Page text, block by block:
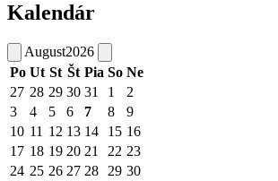
Kalendár
August2026
Po Ut St Št Pia So Ne
27 28 29 30 31 1
2
3
4 5 6 7 8
9
10 11 12 13 14 15 16
17 18 19 20 21 22 23
24 25 26 27 28 29 30